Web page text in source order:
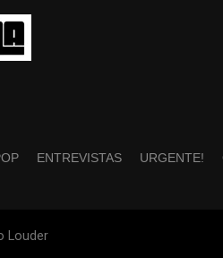
ENTREVISTAS URGENTE!
Louder